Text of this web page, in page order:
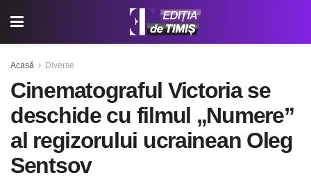
Acasă Diverse
Cinematograful Victoria se
deschide cu filmul „Numere”
al regizorului ucrainean Oleg
Sentsov